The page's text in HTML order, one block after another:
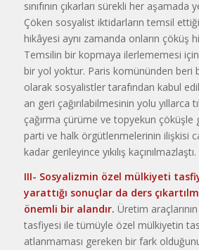
sınıfının çıkarları sürekli her aşamada
Çöken sosyalist iktidarların temsil
hikâyesi aynı zamanda onların çöküş
Temsilin bir kopmaya ilerlememesi
bir yol yoktur. Paris komününden beri
olarak sosyalistler tarafından kabul
an geri çağırılabilmesinin yolu yıllarca
çağırma çürüme ve topyekun çöküşle
parti ve halk örgütlenmelerinin ilişkisi
kadar gerileyince yıkılış kaçınılmazlaştı.
III- Sosyalizmin özel mülkiyeti
yarattığı sonuçlar da ders
önemli bir alandır. Üretim
tasfiyesi ile tümüyle özel mülkiyetin
atlanmaması gereken bir fark